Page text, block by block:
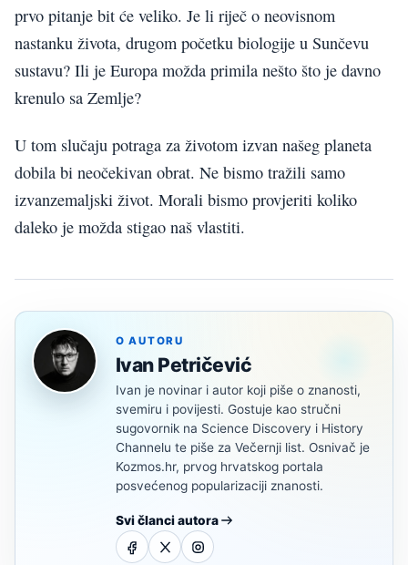
prvo pitanje bit će veliko. Je li riječ o neovisnom
nastanku života, drugom početku biologije u Sunčevu
sustavu? Ili je Europa možda primila nešto što je davno
krenulo sa Zemlje?
U tom slučaju potraga za životom izvan našeg planeta
dobila bi neočekivan obrat. Ne bismo tražili samo
izvanzemaljski život. Morali bismo provjeriti koliko
daleko je možda stigao naš vlastiti.
O AUTORU
Ivan Petričević
Ivan je novinar i autor koji piše o znanosti,
svemiru i povijesti. Gostuje kao stručni
sugovornik na Science Discovery i History
Channelu te piše za Večernji list. Osnivač je
Kozmos.hr, prvog hrvatskog portala
posvećenog popularizaciji znanosti.
Svi članci autora